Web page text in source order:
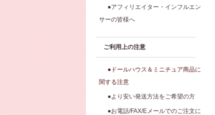
●アフィリエイター・インフルエン
サーの皆様へ
ご利用上の注意
●ドールハウス＆ミニチュア商品に
関する注意
●より安い発送方法をご希望の方
●お電話/FAX/Eメールでのご注文に